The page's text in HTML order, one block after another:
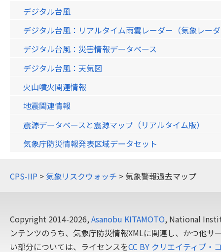
デジタル台風
デジタル台風：リアルタイム雨雲レーダー（気象レー
デジタル台風：災害情報データベース
デジタル台風：天気図
火山噴火関連情報
地震関連情報
震源データベースと震源マップ（リアルタイム版）
気象庁防災情報発表区域データセット
CPS-IIP >気象リスクウォッチ > 気象警報過去マップ
Copyright 2014-2026, Asanobu KITAMOTO, National
ンテンツのうち、気象庁防災情報XMLに関連し、かつ他サ
い部分については、ライセンスをCC BY クリエイティブ・